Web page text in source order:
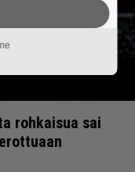
rohkaisua sai